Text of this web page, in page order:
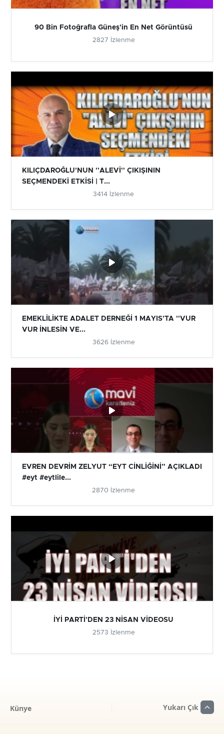
90 Bin Fotoğrafla Güneş'in En Net Görüntüsü
2827 İzlenme
KILIÇDAROĞLU'NUN ''ALEVİ'' ÇIKIŞININ
SEÇMENDEKİ ETKİSİ | T...
3414 İzlenme
EMEKLİLİKTE ADALET DERNEĞİ 1 MAYIS'TA ''VUR
VUR İNLESİN VE...
3626 İzlenme
EVREN DEVRİM ZELYUT “EYT CİNLİĞİNİ” AÇIKLADI
#eyt #eytlile...
2870 İzlenme
İYİ PARTİ'DEN 23 NİSAN VİDEOSU
2573 İzlenme
Künye Yukarı Çık